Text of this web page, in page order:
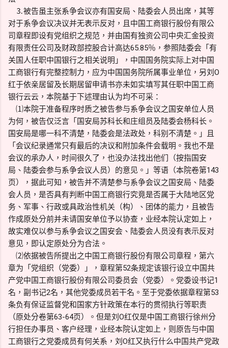
⒊被告虽主张系争会议亦有国安局、陆委会人员出席，其等
对于系争会议决议并无表示反对，且中国工商银行股份有限公
司章程即设有党组织之规范，并由国有独资公司中央汇金投资
有限责任公司及财政部控股合计高达65.85％，参照陆委会「有
关国人任职中国银行之相关说明」，中国国务院实际上对中国
工商银行有完整控制力，应为中国国务院所属事业单位，另刘O
红于依亲居留及长期居留申请书亦未如实填写其任职中国工商
银行云云，本院基于下述理由认为均不可采：
⑴本院于准备程序时质之被告参与系争会议之国安单位人员
为何，被告仅泛言「国安局苏科长和庄组员及陆委会杨科长。
国安局是哪一科不清楚，陆委会是法政处，科别不清楚。」且
「会议纪录通常只有最后的决议和附加条件会载明。我也不是
会议的承办人，时间很久了，也没办法找出他们（按指国安
局、陆委会参与系争会议人员）的意见。」等语（本院卷第143
页），据此可知，被告并不清楚参与系争会议之国安局、陆委
会人员，是否具有判断中国工商银行究竟是否属于大陆地区党
务、军事、行政或具政治性机关（构）、团体的能力，且被告
作成原处分前并未请国安单位予以协查，业经本院认定如上，
故实难仅以参与系争会议之国安会、陆委会人员没有表示反对
意见，即认定原处分为合法。
⑵依据被告所提出之中国工商银行股份有限公司章程，第六
章为「党组织（党委）」，章程第52条规定该银行设立中国共
产党中国工商银行股份有限公司委员会（党委）。党委设书记1
名，副书记2名，其他党委成员若干名。至于党委依据章程第53
条负有保证监督党和国家方针政策在本行的贯彻执行等职责
（原处分卷第63-64页）。但是刘O红仅是中国工商银行徐州分
行担任办事员、客户经理，业经本院认定如上，则原告与中国
工商银行之党委成员有何关系，刘O红又执行什么中国共产党政